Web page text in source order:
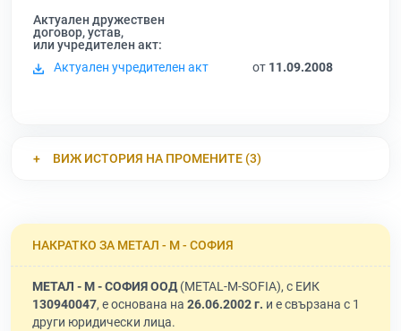
Актуален дружествен
договор, устав,
или учредителен акт:
Актуален учредителен акт
от 11.09.2008
ВИЖ ИСТОРИЯ НА ПРОМЕНИТЕ (3)
НАКРАТКО ЗА МЕТАЛ - М - СОФИЯ
МЕТАЛ - М - СОФИЯ ООД(METAL-M-SOFIA), с ЕИК
130940047, е основана на 26.06.2002 г. и е свързана с 1
други юридически лица.